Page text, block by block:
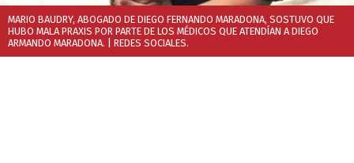
MARIO BAUDRY, ABOGADO DE DIEGO FERNANDO MARADONA, SOSTUVO QUE
HUBO MALA PRAXIS POR PARTE DE LOS MÉDICOS QUE ATENDÍAN A DIEGO
ARMANDO MARADONA. | REDES SOCIALES.